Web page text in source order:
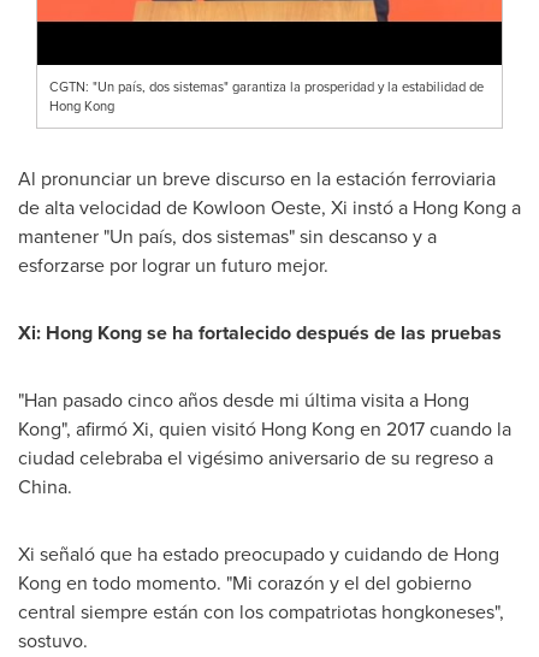
CGTN: "Un país, dos sistemas" garantiza la prosperidad y la estabilidad de
Hong Kong
Al pronunciar un breve discurso en la estación ferroviaria
de alta velocidad de Kowloon Oeste, Xi instó a Hong Kong a
mantener "Un país, dos sistemas" sin descanso y a
esforzarse por lograr un futuro mejor.
Xi: Hong Kongse ha fortalecido después de las pruebas
"Han pasado cinco años desde mi última visita a Hong
Kong", afirmó Xi, quien visitó Hong Kong en 2017 cuando la
ciudad celebraba el vigésimo aniversario de su regreso a
China.
Xi señaló que ha estado preocupado y cuidando de Hong
Kong en todo momento. "Mi corazón y el del gobierno
central siempre están con los compatriotas hongkoneses",
sostuvo.